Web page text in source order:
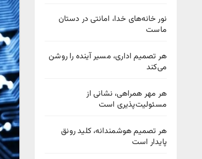
نور خانه‌های خدا، امانتی در دستان
ماست
هر تصمیم اداری، مسیر آینده را روشن
می‌کند
هر مهر همراهی، نشانی از
مسئولیت‌پذیری است
هر تصمیم هوشمندانه، کلید رونق
پایدار است